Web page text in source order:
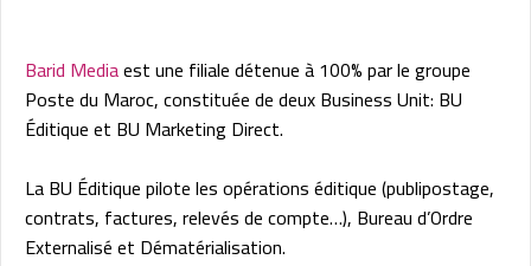
Barid Mediaest une filiale détenue à 100% par le groupe
Poste du Maroc, constituée de deux Business Unit: BU
Éditique et BU Marketing Direct.
La BU Éditique pilote les opérations éditique (publipostage,
contrats, factures, relevés de compte…), Bureau d’Ordre
Externalisé et Dématérialisation.